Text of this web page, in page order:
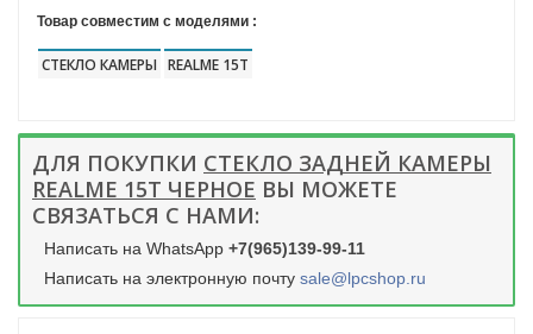
Товар совместим с моделями :
СТЕКЛО КАМЕРЫ REALME 15T
ДЛЯ ПОКУПКИ СТЕКЛО ЗАДНЕЙ КАМЕРЫ
REALME 15T ЧЕРНОЕ ВЫ МОЖЕТЕ
СВЯЗАТЬСЯ С НАМИ:
Написать на WhatsApp +7(965)139-99-11
Написать на электронную почту sale@lpcshop.ru